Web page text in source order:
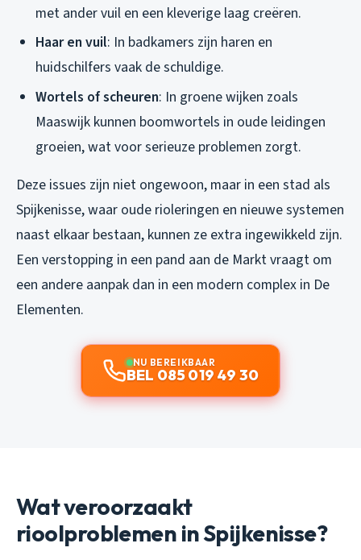
met ander vuil en een kleverige laag creëren.
Haar en vuil: In badkamers zijn haren en
huidschilfers vaak de schuldige.
Wortels of scheuren: In groene wijken zoals
Maaswijk kunnen boomwortels in oude leidingen
groeien, wat voor serieuze problemen zorgt.
Deze issues zijn niet ongewoon, maar in een stad als
Spijkenisse, waar oude rioleringen en nieuwe systemen
naast elkaar bestaan, kunnen ze extra ingewikkeld zijn.
Een verstopping in een pand aan de Markt vraagt om
een andere aanpak dan in een modern complex in De
Elementen.
NU BEREIKBAAR
BEL 085 019 49 30
Wat veroorzaakt
rioolproblemen in Spijkenisse?